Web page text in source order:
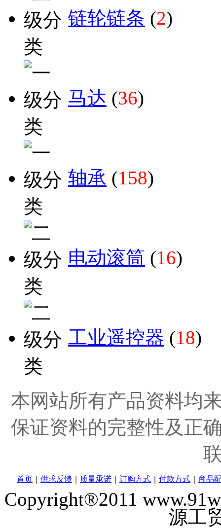
链轮链条 (2)
马达 (36)
轴承 (158)
电动滚筒 (16)
工业遥控器 (18)
本网站所有产品资料均
保证资料的完整性及正
首页 供求反馈 质量承诺 订购方式 付款方式 商品
Copyright®2011
源工